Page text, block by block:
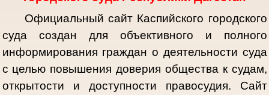
Официальный сайт Каспийского городского
суда создан для объективного и полного
информирования граждан о деятельности суда
с целью повышения доверия общества к судам,
открытости и доступности правосудия. Сайт